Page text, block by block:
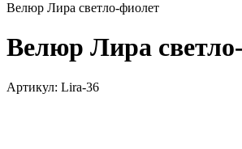
Велюр Лира светло-фиолет
Велюр Лира
Артикул: Lira-36